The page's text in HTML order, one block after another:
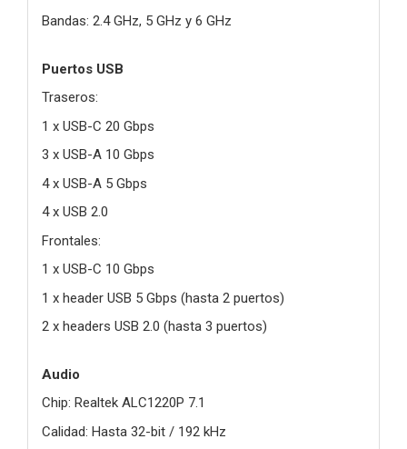
Bandas: 2.4 GHz, 5 GHz y 6 GHz
Puertos USB
Traseros:
1 x USB-C 20 Gbps
3 x USB-A 10 Gbps
4 x USB-A 5 Gbps
4 x USB 2.0
Frontales:
1 x USB-C 10 Gbps
1 x header USB 5 Gbps (hasta 2 puertos)
2 x headers USB 2.0 (hasta 3 puertos)
Audio
Chip: Realtek ALC1220P 7.1
Calidad: Hasta 32-bit / 192 kHz